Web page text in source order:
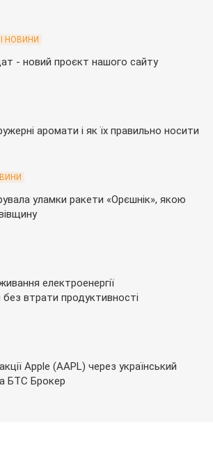
НОВИНИ
- новий проєкт нашого сайту
аромати і як їх правильно носити
уламки ракети «Орєшнік», якою
електроенергії
втрати продуктивності
Apple (AAPL) через український
БТС Брокер